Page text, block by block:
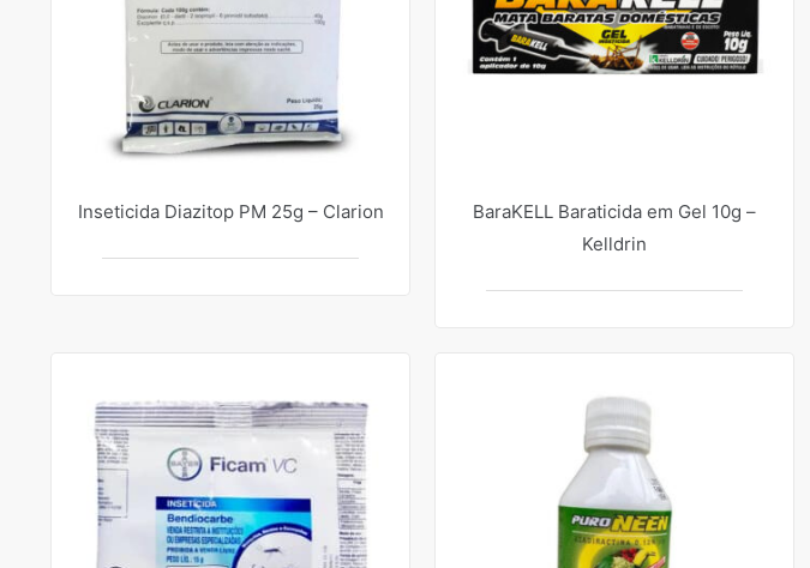
Inseticida Diazitop PM 25g – Clarion
BaraKELL Baraticida em Gel 10g –
Kelldrin